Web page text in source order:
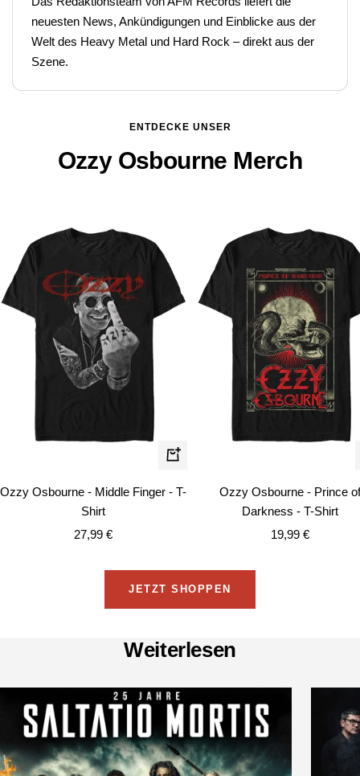
neuesten News, Ankündigungen und Einblicke aus der
Welt des Heavy Metal und Hard Rock – direkt aus der
Szene.
ENTDECKE UNSER
Ozzy Osbourne Merch
Schnellansicht
Ozzy Osbourne - Middle Finger - T-
Shirt
Angebotspreis
27,99 €
Ozzy Osbourne - Prince
Darkness - T-Shirt
Angebotspreis
19,99 €
JETZT SHOPPEN
Weiterlesen